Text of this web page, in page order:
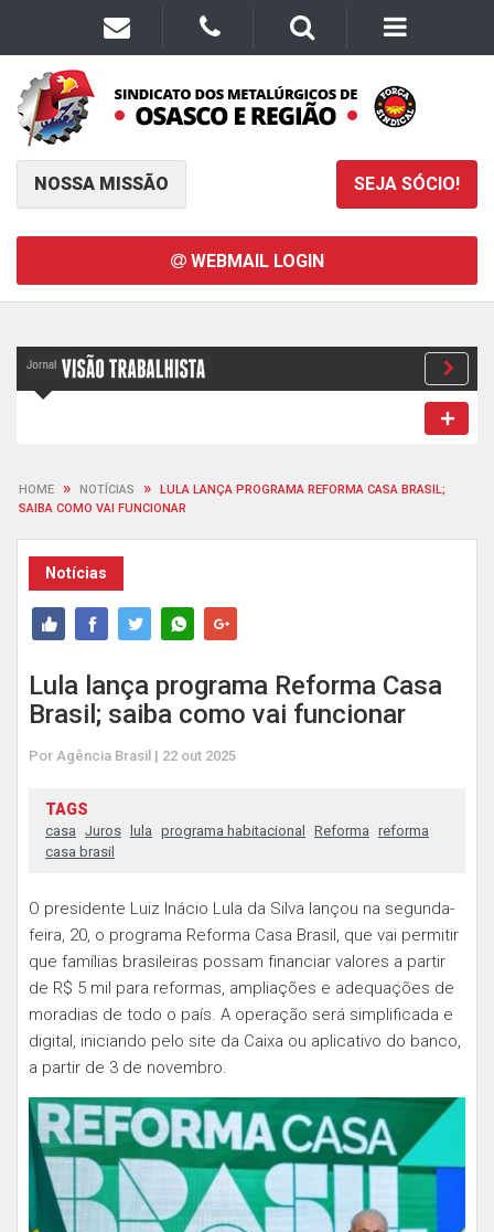
NOSSA MISSÃO SEJA SÓCIO!
WEBMAIL LOGIN
HOME » NOTÍCIAS »
LULA LANÇA PROGRAMA REFORMA CASA BRASIL;
SAIBA COMO VAI FUNCIONAR
Notícias
Lula lança programa Reforma Casa
Brasil; saiba como vai funcionar
Por Agência Brasil | 22 out 2025
TAGS
casa Juros lula programa habitacional Reforma reforma
casa brasil
O presidente Luiz Inácio Lula da Silva lançou na segunda-
feira, 20, o programa Reforma Casa Brasil, que vai permitir
que famílias brasileiras possam financiar valores a partir
de R$ 5 mil para reformas, ampliações e adequações de
moradias de todo o país. A operação será simplificada e
digital, iniciando pelo site da Caixa ou aplicativo do banco,
a partir de 3 de novembro.